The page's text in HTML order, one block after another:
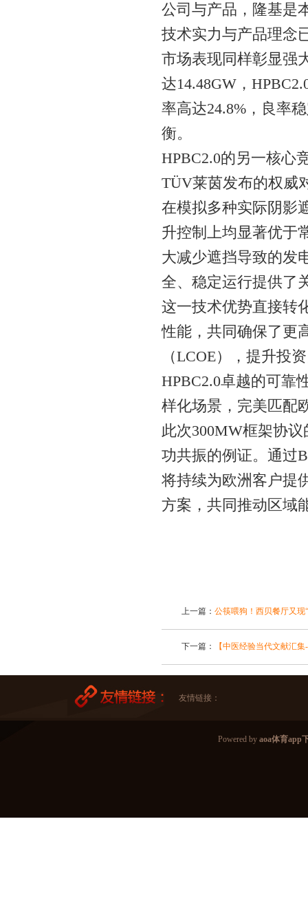
公司与产品，隆基是
技术实力与产品理念
市场表现同样彰显强
达14.48GW，
率高达24.8%，良率
衡。
HPBC2.0的另一核心
TÜV莱茵发布的权威
在模拟多种实际阴影
升控制上均显著优于
大减少遮挡导致的发
全、稳定运行提供了
这一技术优势直接转
性能，共同确保了更
（LCOE），提升投
HPBC2.0卓越的可靠
样化场景，完美匹配
此次300MW框架协
功共振的例证。通过
将持续为欧洲客户提
方案，共同推动区域
上一篇： 公筷喂狗！西贝餐厅又现
下一篇： 【中医经验当代文献汇
友情链接：
Powered by aoa体育app